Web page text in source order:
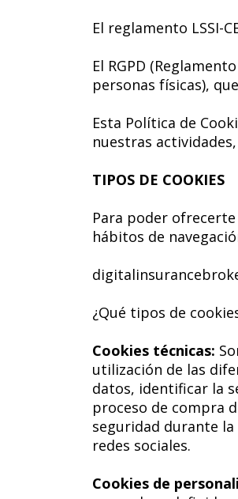
El reglamento LSSI-
El RGPD
personas físicas),
Esta Política de
nuestras
TIPOS DE COOKIES
Para poder
hábitos de
¿Qué tipos de
Cookies técnicas:
utilización de las
datos, identificar la
proceso de compra
seguridad durante
redes sociales.
Cookies de